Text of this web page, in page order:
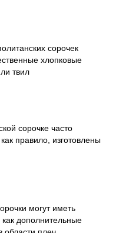
сорочек
хлопковые
твил
сорочке часто
правило, изготовлены
могут иметь
дополнительные